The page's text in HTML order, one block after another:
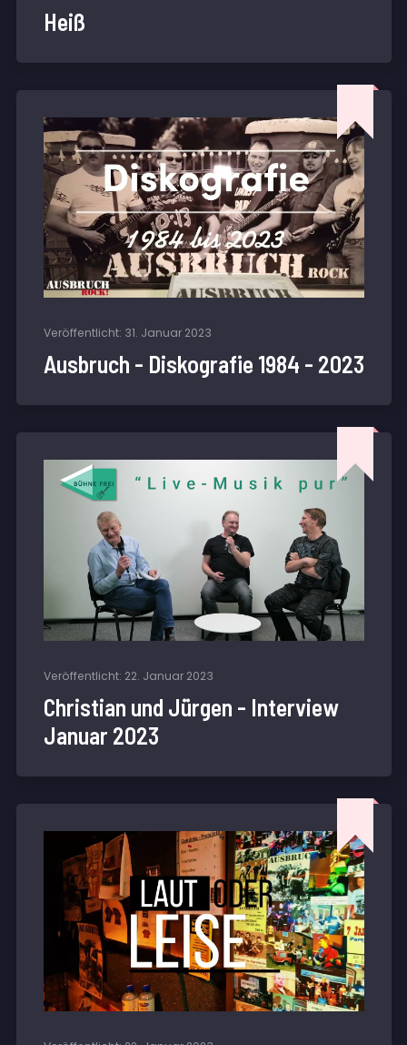
Heiß
Veröffentlicht: 31. Januar 2023
Ausbruch - Diskografie 1984 - 2023
Veröffentlicht: 22. Januar 2023
Christian und Jürgen - Interview
Januar 2023